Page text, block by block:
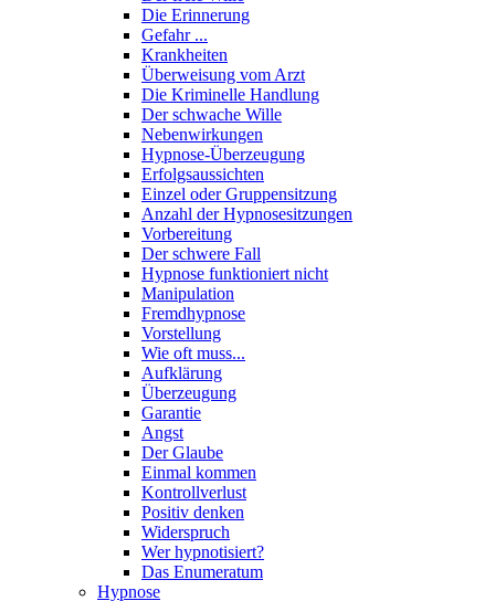
Die Erinnerung
Gefahr ...
Krankheiten
Überweisung vom Arzt
Die Kriminelle Handlung
Der schwache Wille
Nebenwirkungen
Hypnose-Überzeugung
Erfolgsaussichten
Einzel oder Gruppensitzung
Anzahl der Hypnosesitzungen
Vorbereitung
Der schwere Fall
Hypnose funktioniert nicht
Manipulation
Fremdhypnose
Vorstellung
Wie oft muss...
Aufklärung
Überzeugung
Garantie
Angst
Der Glaube
Einmal kommen
Kontrollverlust
Positiv denken
Widerspruch
Wer hypnotisiert?
Das Enumeratum
Hypnose